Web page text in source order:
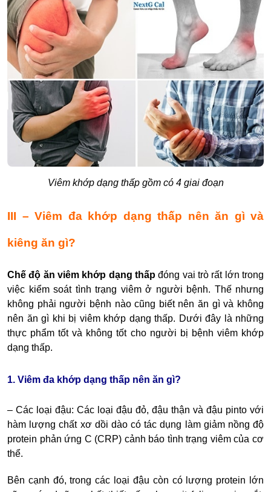
Viêm khớp dạng thấp gồm có 4 giai đoạn
III – Viêm đa khớp dạng thấp nên ăn gì và
kiêng ăn gì?
Chế độ ăn viêm khớp dạng thấp đóng vai trò rất lớn trong
việc kiểm soát tình trạng viêm ở người bệnh. Thế nhưng
không phải người bệnh nào cũng biết nên ăn gì và không
nên ăn gì khi bị viêm khớp dạng thấp. Dưới đây là những
thực phẩm tốt và không tốt cho người bị bệnh viêm khớp
dạng thấp.
1. Viêm đa khớp dạng thấp nên ăn gì?
– Các loại đậu: Các loại đậu đỏ, đậu thận và đậu pinto với
hàm lượng chất xơ dồi dào có tác dụng làm giảm nồng độ
protein phản ứng C (CRP) cảnh báo tình trạng viêm của cơ
thể.
Bên cạnh đó, trong các loại đậu còn có lượng protein lớn